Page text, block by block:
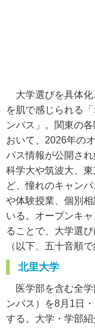
大学選びを具体化
を肌で感じられる
ンパス」。関東の
おいて、2026年の
パス情報が公開さ
科学大や筑波大、
ど、憧れのキャン
や体験授業、個別
いる。オープンキ
ることで、大学選び
（以下、五十音順で
北里大学
医学部を含む全学
ンパス）を8月1日
する。大学・学部紹